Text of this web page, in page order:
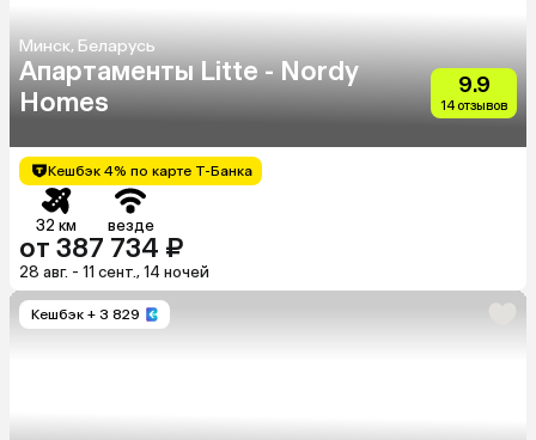
Минск, Беларусь
Апартаменты Litte - Nordy
Homes
9.9
14 отзывов
Кешбэк 4% по карте Т-Банка
32 км везде
от 387 734 ₽
28 авг. - 11 сент., 14 ночей
Кешбэк + 3 829